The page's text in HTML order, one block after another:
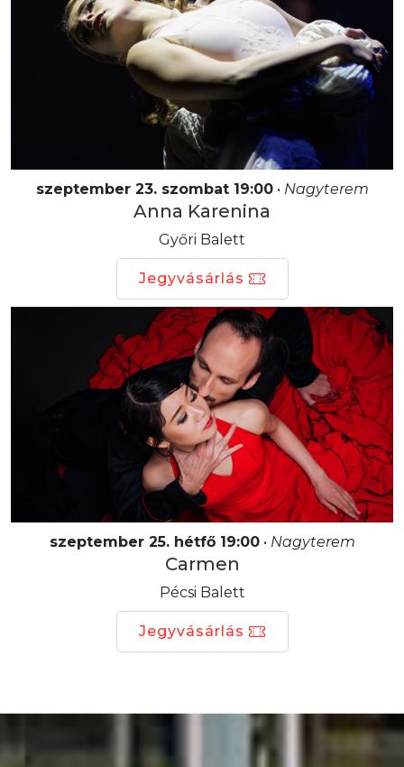
szeptember 23. szombat 19:00• Nagyterem
Anna Karenina
Győri Balett
Jegyvásárlás
szeptember 25. hétfő 19:00• Nagyterem
Carmen
Pécsi Balett
Jegyvásárlás